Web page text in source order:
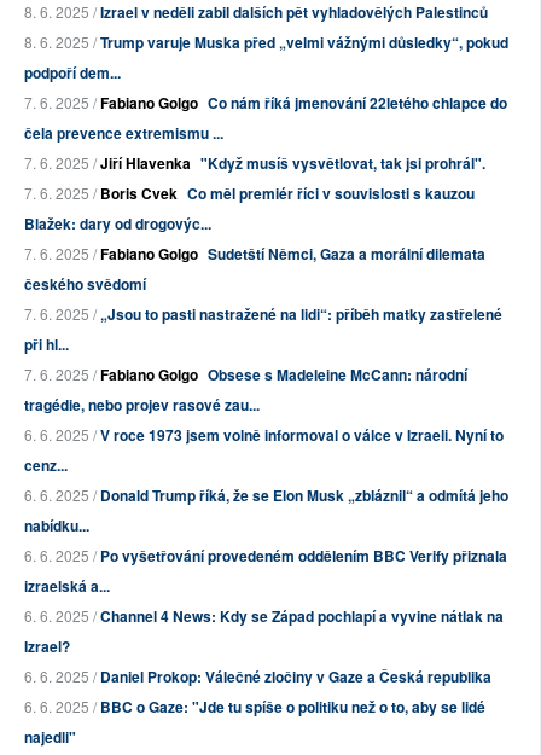
8. 6. 2025 /Izrael v neděli zabil dalších pět vyhladovělých Palestinců
8. 6. 2025 /Trump varuje Muska před „velmi vážnými důsledky“, pokud
podpoří dem...
7. 6. 2025 /Fabiano Golgo Co nám říká jmenování 22letého chlapce do
čela prevence extremismu ...
7. 6. 2025 /Jiří Hlavenka "Když musíš vysvětlovat, tak jsi prohrál".
7. 6. 2025 /Boris Cvek Co měl premiér říci v souvislosti s kauzou
Blažek: dary od drogovýc...
7. 6. 2025 /Fabiano Golgo Sudetští Němci, Gaza a morální dilemata
českého svědomí
7. 6. 2025 /„Jsou to pasti nastražené na lidi“: příběh matky zastřelené
při hl...
7. 6. 2025 /Fabiano Golgo Obsese s Madeleine McCann: národní
tragédie, nebo projev rasové zau...
6. 6. 2025 /V roce 1973 jsem volně informoval o válce v Izraeli. Nyní to
cenz...
6. 6. 2025 /Donald Trump říká, že se Elon Musk „zbláznil“ a odmítá jeho
nabídku...
6. 6. 2025 /Po vyšetřování provedeném oddělením BBC Verify přiznala
izraelská a...
6. 6. 2025 /Channel 4 News: Kdy se Západ pochlapí a vyvine nátlak na
Izrael?
6. 6. 2025 /Daniel Prokop: Válečné zločiny v Gaze a Česká republika
6. 6. 2025 /BBC o Gaze: "Jde tu spíše o politiku než o to, aby se lidé
najedli"